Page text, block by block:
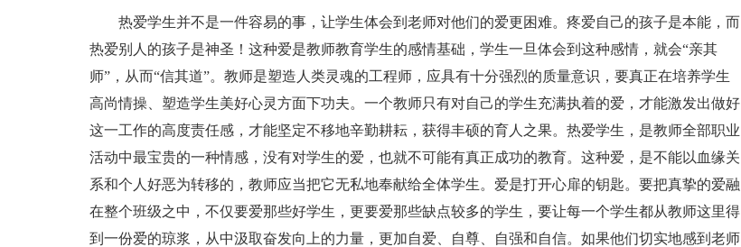
热爱学生并不是一件容易的事，让学生体会到老师对他们的爱更困难。疼爱自己的孩子是本能，而
热爱别人的孩子是神圣！这种爱是教师教育学生的感情基础，学生一旦体会到这种感情，就会“亲其
师”，从而“信其道”。教师是塑造人类灵魂的工程师，应具有十分强烈的质量意识，要真正在培养学生
高尚情操、塑造学生美好心灵方面下功夫。一个教师只有对自己的学生充满执着的爱，才能激发出做好
这一工作的高度责任感，才能坚定不移地辛勤耕耘，获得丰硕的育人之果。热爱学生，是教师全部职业
活动中最宝贵的一种情感，没有对学生的爱，也就不可能有真正成功的教育。这种爱，是不能以血缘关
系和个人好恶为转移的，教师应当把它无私地奉献给全体学生。爱是打开心扉的钥匙。要把真挚的爱融
在整个班级之中，不仅要爱那些好学生，更要爱那些缺点较多的学生，要让每一个学生都从教师这里得
到一份爱的琼浆，从中汲取奋发向上的力量，更加自爱、自尊、自强和自信。如果他们切实地感到老师